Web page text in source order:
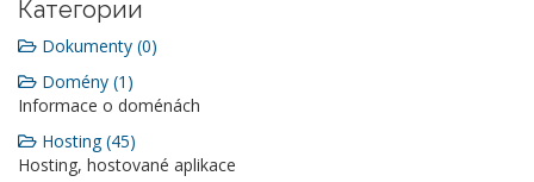
Категории
Dokumenty (0)
Domény (1)
Informace o doménách
Hosting (45)
Hosting, hostované aplikace